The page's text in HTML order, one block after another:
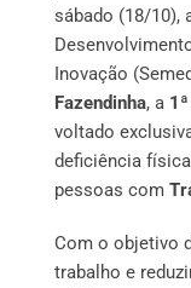
sábado (18/10),
Inovação
Fazendinha, a
voltado
deficiência
pessoas com
Com o objetivo
trabalho e